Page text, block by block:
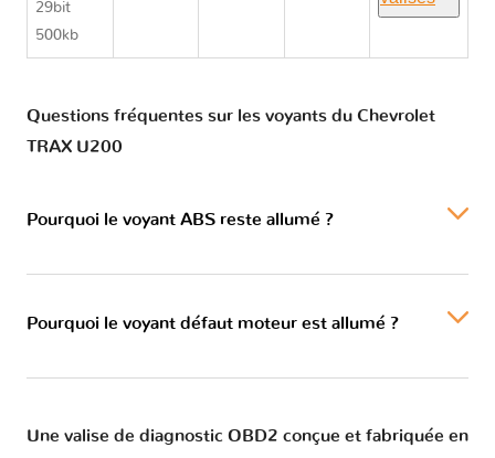
29bit
500kb
Questions fréquentes sur les voyants du Chevrolet
TRAX U200
Pourquoi le voyant ABS reste allumé ?
Pourquoi le voyant défaut moteur est allumé ?
Une valise de diagnostic OBD2 conçue et fabriquée en